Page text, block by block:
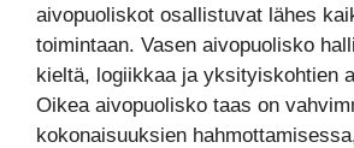
aivopuoliskot osallistuvat lähes
toimintaan. Vasen aivopuolisko
kieltä, logiikkaa ja yksityiskohtien
Oikea aivopuolisko taas on
kokonaisuuksien